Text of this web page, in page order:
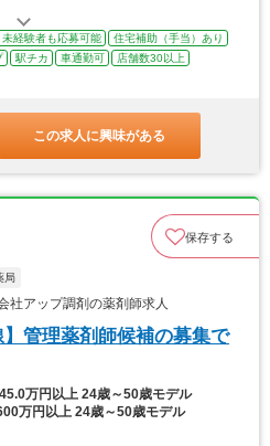
未経験者も応募可能
住宅補助（手当）あり
駅チカ 車通勤可
店舗数30以上
この求人に興味がある
保存する
局
アップ調剤の薬剤師求人
】管理薬剤師候補の募集で
万円以上 24歳～50歳モデル
万円以上 24歳～50歳モデル